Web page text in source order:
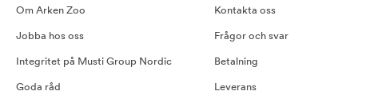
Om Arken Zoo
Jobba hos oss
Integritet på Musti Group Nordic
Goda råd
Kontakta oss
Frågor och svar
Betalning
Leverans